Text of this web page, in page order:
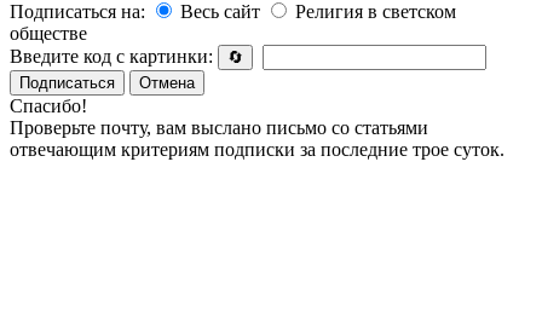
Подписаться на:
Весь сайт
Религия в светском
обществе
Введите код с картинки:
🔄
Подписаться
Отмена
Спасибо!
Проверьте почту, вам выслано письмо со статьями
отвечающим критериям подписки за последние трое суток.